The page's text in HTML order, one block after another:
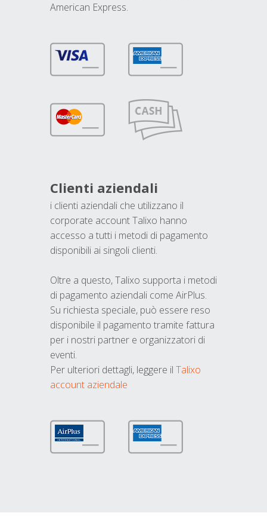
American Express.
Clienti aziendali
i clienti aziendali che utilizzano il
corporate account Talixo hanno
accesso a tutti i metodi di pagamento
disponibili ai singoli clienti.
Oltre a questo, Talixo supporta i metodi
di pagamento aziendali come AirPlus.
Su richiesta speciale, può essere reso
disponibile il pagamento tramite fattura
per i nostri partner e organizzatori di
eventi.
Per ulteriori dettagli, leggere il Talixo
account aziendale